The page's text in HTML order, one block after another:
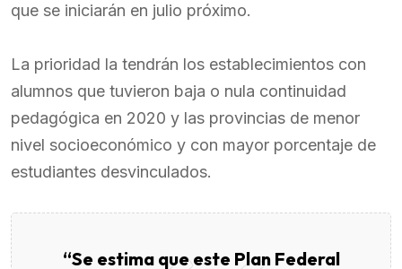
que se iniciarán en julio próximo.
La prioridad la tendrán los establecimientos con
alumnos que tuvieron baja o nula continuidad
pedagógica en 2020 y las provincias de menor
nivel socioeconómico y con mayor porcentaje de
estudiantes desvinculados.
“Se estima que este Plan Federal